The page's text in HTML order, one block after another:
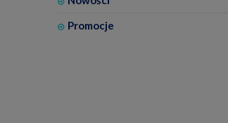
Promocje